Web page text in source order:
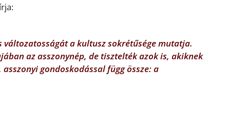
változatosságát a kultusz sokrétűsége mutatja.
az asszonynép, de tisztelték azok is, akiknek
gondoskodással függ össze: a